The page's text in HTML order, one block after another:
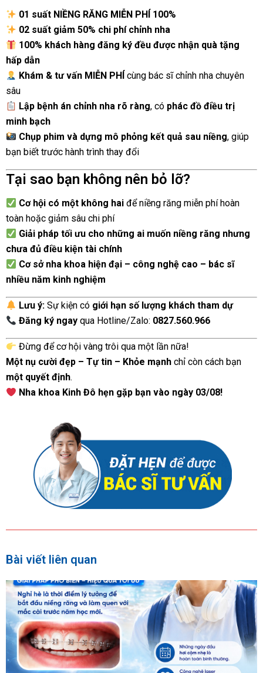
01 suất NIỀNG RĂNG MIỄN PHÍ 100%
02 suất giảm 50% chi phí chỉnh nha
100% khách hàng đăng ký đều được nhận quà tặng
hấp dẫn
Khám & tư vấn MIỄN PHÍ cùng bác sĩ chỉnh nha chuyên
sâu
Lập bệnh án chỉnh nha rõ ràng, có phác đồ điều trị
minh bạch
Chụp phim và dựng mô phỏng kết quả sau niềng, giúp
bạn biết trước hành trình thay đổi
Tại sao bạn không nên bỏ lỡ?
Cơ hội có một không hai để niềng răng miễn phí hoàn
toàn hoặc giảm sâu chi phí
Giải pháp tối ưu cho những ai muốn niềng răng nhưng
chưa đủ điều kiện tài chính
Cơ sở nha khoa hiện đại – công nghệ cao – bác sĩ
nhiều năm kinh nghiệm
Lưu ý: Sự kiện có giới hạn số lượng khách tham dự
Đăng ký ngay qua Hotline/Zalo: 0827.560.966
Đừng để cơ hội vàng trôi qua một lần nữa!
Một nụ cười đẹp – Tự tin – Khỏe mạnh chỉ còn cách bạn
một quyết định.
Nha khoa Kinh Đô hẹn gặp bạn vào ngày 03/08!
Bài viết liên quan